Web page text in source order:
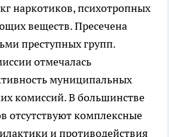
наркотиков, психотропных
веществ. Пресечена
преступных групп.
отмечалась
муниципальных
комиссий. В большинстве
отсутствуют комплексные
и противодействия